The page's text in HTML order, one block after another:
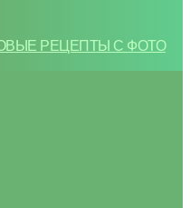
РЕЦЕПТЫ С ФОТО